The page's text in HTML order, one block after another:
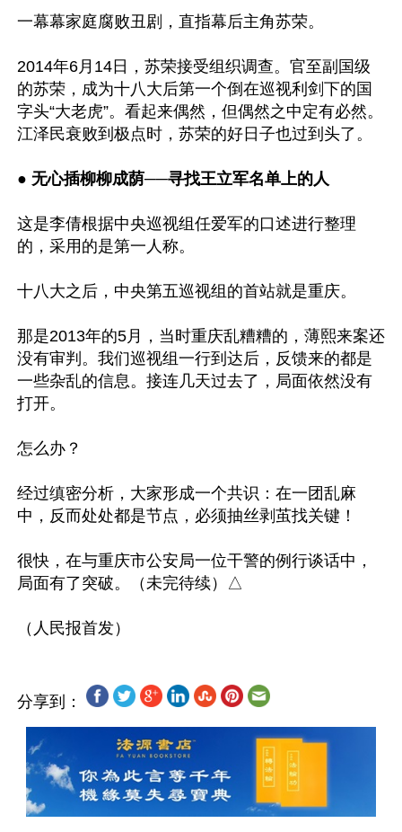
一幕幕家庭腐败丑剧，直指幕后主角苏荣。
2014年6月14日，苏荣接受组织调查。官至副国级
的苏荣，成为十八大后第一个倒在巡视利剑下的国
字头“大老虎”。看起来偶然，但偶然之中定有必然。
江泽民衰败到极点时，苏荣的好日子也过到头了。
● 无心插柳柳成荫──寻找王立军名单上的人
这是李倩根据中央巡视组任爱军的口述进行整理
的，采用的是第一人称。
十八大之后，中央第五巡视组的首站就是重庆。
那是2013年的5月，当时重庆乱糟糟的，薄熙来案还
没有审判。我们巡视组一行到达后，反馈来的都是
一些杂乱的信息。接连几天过去了，局面依然没有
打开。
怎么办？
经过缜密分析，大家形成一个共识：在一团乱麻
中，反而处处都是节点，必须抽丝剥茧找关键！
很快，在与重庆市公安局一位干警的例行谈话中，
局面有了突破。（未完待续）△
分享到：